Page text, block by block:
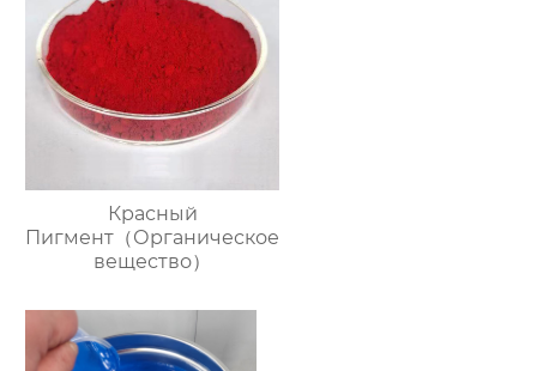
Красный
Пигмент（Органическое
вещество）